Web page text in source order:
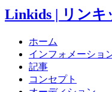
Linkids | リンキ
ホーム
インフォメーショ
記事
コンセプト